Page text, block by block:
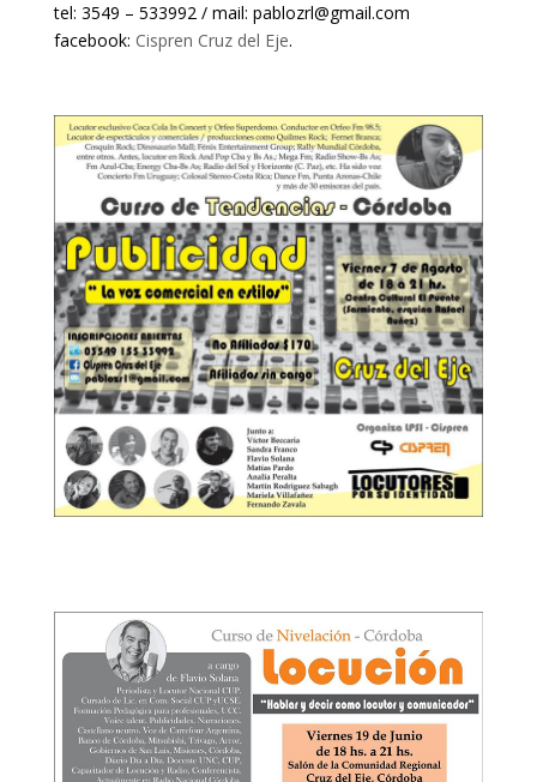
tel: 3549 – 533992 / mail: pablozrl@gmail.com
facebook: Cispren Cruz del Eje.